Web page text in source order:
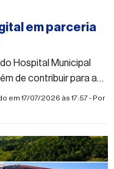
em parceria
Hospital Municipal
de contribuir para a
em 17/07/2026 às 17:57 - Por